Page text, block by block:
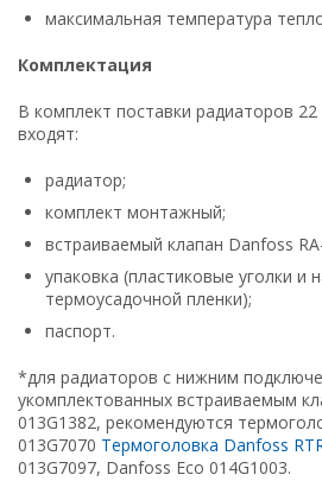
максимальная температура
Комплектация
В комплект поставки радиаторов
входят:
радиатор;
комплект монтажный;
встраиваемый клапан Danfoss
упаковка (пластиковые уголки и
термоусадочной пленки);
паспорт.
*для радиаторов с нижним
укомплектованных встраиваемым
013G1382, рекомендуются
013G7070 Термоголовка Danfoss
013G7097, Danfoss Eco 014G1003.